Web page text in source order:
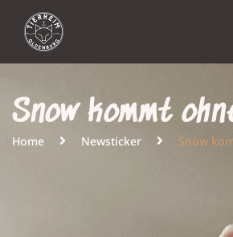
Snow kommt
Home Newsticker Snow